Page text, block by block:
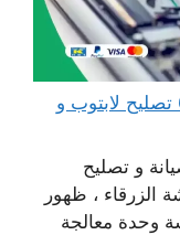
مهندس كمبيوتر الضباعية 65511033 تصليح لابتوب و
و تصليح
الزرقاء ، ظهور
وحدة معالجة